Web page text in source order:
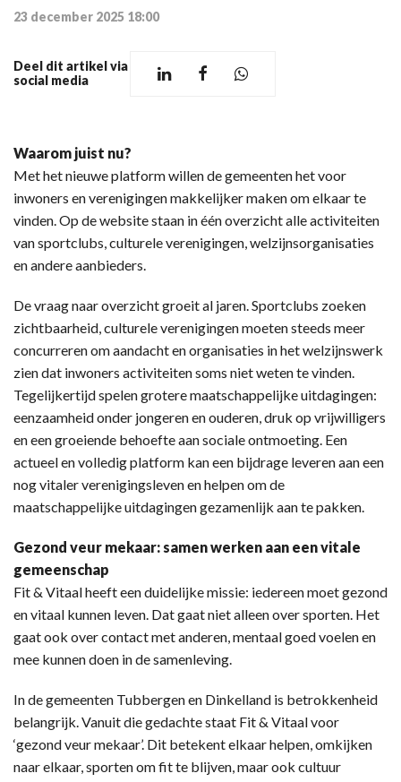
23 december 2025 18:00
Deel dit artikel via
social media
Waarom juist nu?
Met het nieuwe platform willen de gemeenten het voor
inwoners en verenigingen makkelijker maken om elkaar te
vinden. Op de website staan in één overzicht alle activiteiten
van sportclubs, culturele verenigingen, welzijnsorganisaties
en andere aanbieders.
De vraag naar overzicht groeit al jaren. Sportclubs zoeken
zichtbaarheid, culturele verenigingen moeten steeds meer
concurreren om aandacht en organisaties in het welzijnswerk
zien dat inwoners activiteiten soms niet weten te vinden.
Tegelijkertijd spelen grotere maatschappelijke uitdagingen:
eenzaamheid onder jongeren en ouderen, druk op vrijwilligers
en een groeiende behoefte aan sociale ontmoeting. Een
actueel en volledig platform kan een bijdrage leveren aan een
nog vitaler verenigingsleven en helpen om de
maatschappelijke uitdagingen gezamenlijk aan te pakken.
Gezond veur mekaar: samen werken aan een vitale
gemeenschap
Fit & Vitaal heeft een duidelijke missie: iedereen moet gezond
en vitaal kunnen leven. Dat gaat niet alleen over sporten. Het
gaat ook over contact met anderen, mentaal goed voelen en
mee kunnen doen in de samenleving.
In de gemeenten Tubbergen en Dinkelland is betrokkenheid
belangrijk. Vanuit die gedachte staat Fit & Vitaal voor
‘gezond veur mekaar’. Dit betekent elkaar helpen, omkijken
naar elkaar, sporten om fit te blijven, maar ook cultuur